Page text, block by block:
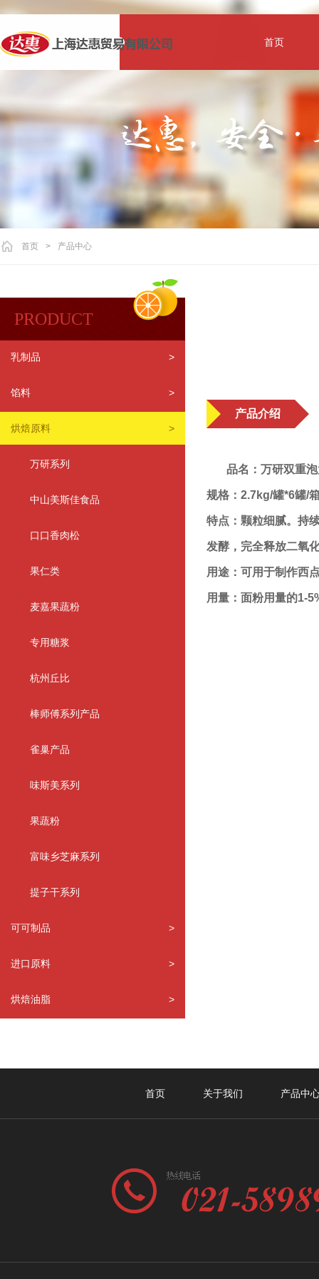
首页
首页 > 产品中心
PRODUCT
乳制品 >
馅料 >
烘焙原料 >
万研系列
中山美斯佳食品
口口香肉松
果仁类
麦嘉果蔬粉
专用糖浆
杭州丘比
棒师傅系列产品
雀巢产品
味斯美系列
果蔬粉
富味乡芝麻系列
提子干系列
可可制品 >
进口原料 >
烘焙油脂 >
产品介绍
品名：万研双重
规格：2.7kg/罐*6罐/
特点：颗粒细腻。持
发酵，完全释放二氧
用途：可用于制作西
用量：面粉用量的1-
首页 关于我们 产品中